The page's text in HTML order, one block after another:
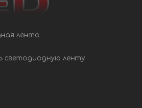
лента
светодиодную ленту